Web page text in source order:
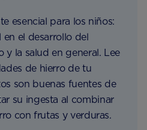
esencial para los niños:
el desarrollo del
y la salud en general. Lee
de hierro de tu
son buenas fuentes de
su ingesta al combinar
con frutas y verduras.